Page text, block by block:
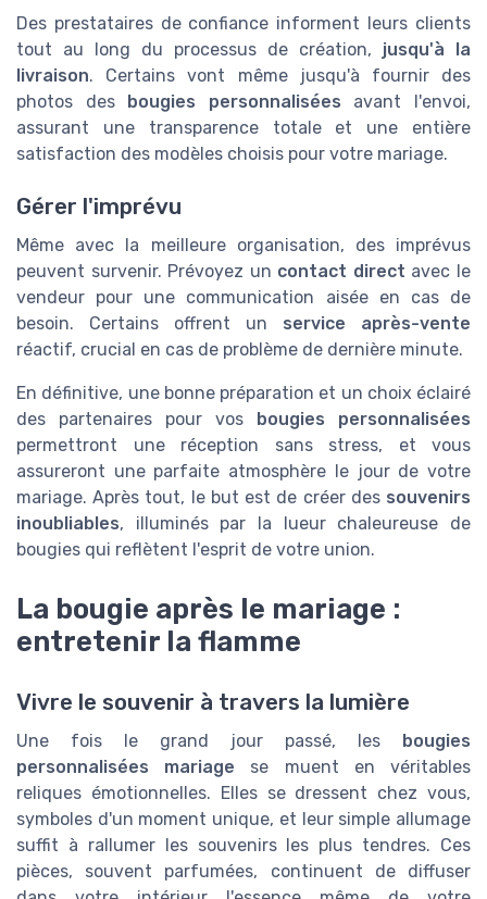
Des prestataires de confiance informent leurs clients
tout au long du processus de création, jusqu'à la
livraison. Certains vont même jusqu'à fournir des
photos des bougies personnalisées avant l'envoi,
assurant une transparence totale et une entière
satisfaction des modèles choisis pour votre mariage.
Gérer l'imprévu
Même avec la meilleure organisation, des imprévus
peuvent survenir. Prévoyez un contact direct avec le
vendeur pour une communication aisée en cas de
besoin. Certains offrent un service après-vente
réactif, crucial en cas de problème de dernière minute.
En définitive, une bonne préparation et un choix éclairé
des partenaires pour vos
bougies personnalisées
permettront une réception sans stress, et vous
assureront une parfaite atmosphère le jour de votre
mariage. Après tout, le but est de créer des souvenirs
inoubliables, illuminés par la lueur chaleureuse de
bougies qui reflètent l'esprit de votre union.
La bougie après le mariage :
entretenir la flamme
Vivre le souvenir à travers la lumière
Une fois le grand jour passé, les bougies
personnalisées mariage se muent en véritables
reliques émotionnelles. Elles se dressent chez vous,
symboles d'un moment unique, et leur simple allumage
suffit à rallumer les souvenirs les plus tendres. Ces
pièces, souvent parfumées, continuent de diffuser